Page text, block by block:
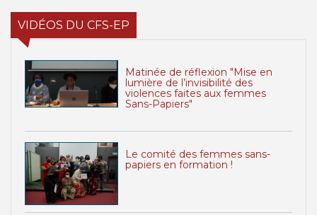
VIDÉOS DU CFS-EP
Matinée de réflexion "Mise en
lumière de l’invisibilité des
violences faites aux femmes
Sans-Papiers"
Le comité des femmes sans-
papiers en formation !